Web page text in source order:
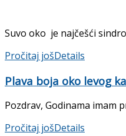
Suvo oko je najčešći
Pročitaj jošDetails
Plava boja oko levog
Pozdrav, Godinama imam
Pročitaj jošDetails